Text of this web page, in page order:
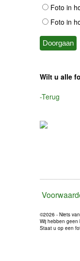
Foto in
Foto in
Wilt u alle
-Terug
©2026 - Niets
Wij hebben geen
Staat u op een